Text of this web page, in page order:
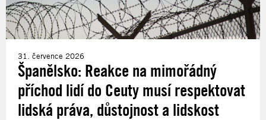
31. července 2026
Španělsko: Reakce na mimořádný
příchod lidí do Ceuty musí respektovat
lidská práva, důstojnost a lidskost